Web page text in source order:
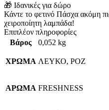
🎁 Ιδανικές για δώρο
Κάντε το φετινό Πάσχα ακόμη
χειροποίητη λαμπάδα!
Επιπλέον πληροφορίες
Βάρος
0,052 kg
ΧΡΩΜΑ ΛΕΥΚΟ, ΡΟΖ
ΑΡΩΜΑ FRESHNESS